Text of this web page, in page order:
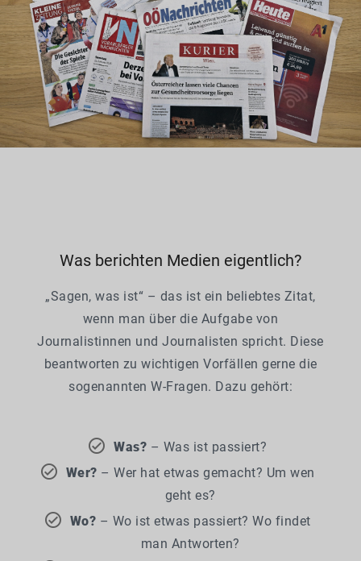
Was berichten Medien eigentlich?
„Sagen, was ist“ – das ist ein beliebtes Zitat,
wenn man über die Aufgabe von
Journalistinnen und Journalisten spricht. Diese
beantworten zu wichtigen Vorfällen gerne die
sogenannten W-Fragen. Dazu gehört:
Was? – Was ist passiert?
Wer? – Wer hat etwas gemacht? Um wen
geht es?
Wo? – Wo ist etwas passiert? Wo findet
man Antworten?